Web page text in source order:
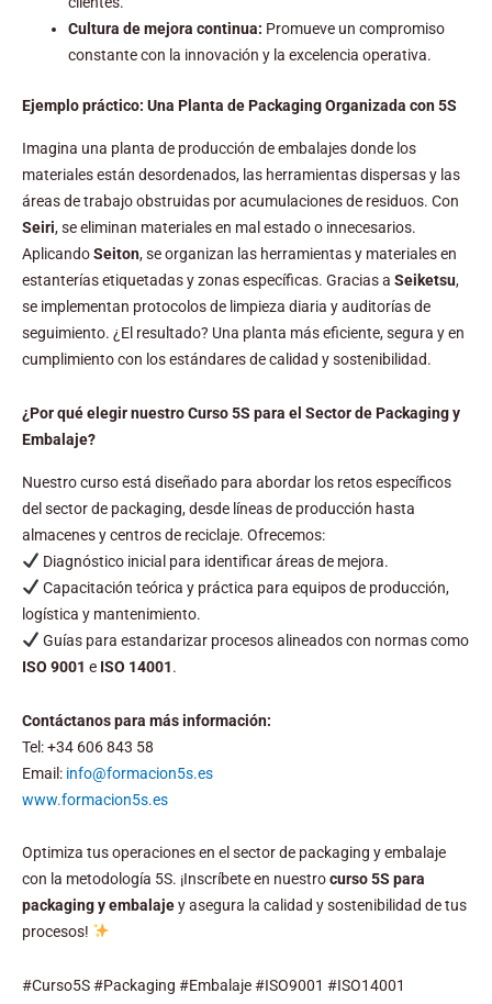
Cultura de mejora continua: Promueve un compromiso
constante con la innovación y la excelencia operativa.
Ejemplo práctico: Una Planta de Packaging Organizada con 5S
Imagina una planta de producción de embalajes donde los
materiales están desordenados, las herramientas dispersas y las
áreas de trabajo obstruidas por acumulaciones de residuos. Con
Seiri, se eliminan materiales en mal estado o innecesarios.
AplicandoSeiton, se organizan las herramientas y materiales en
estanterías etiquetadas y zonas específicas. Gracias a Seiketsu,
se implementan protocolos de limpieza diaria y auditorías de
seguimiento. ¿El resultado? Una planta más eficiente, segura y en
cumplimiento con los estándares de calidad y sostenibilidad.
¿Por qué elegir nuestro Curso 5S para el Sector de Packaging y
Embalaje?
Nuestro curso está diseñado para abordar los retos específicos
del sector de packaging, desde líneas de producción hasta
almacenes y centros de reciclaje. Ofrecemos:
Diagnóstico inicial para identificar áreas de mejora.
Capacitación teórica y práctica para equipos de producción,
logística y mantenimiento.
Guías para estandarizar procesos alineados con normas como
ISO 9001 e ISO 14001.
Contáctanos para más información:
Tel: +34 606 843 58
Email: info@formacion5s.es
www.formacion5s.es
Optimiza tus operaciones en el sector de packaging y embalaje
con la metodología 5S. ¡Inscríbete en nuestrocurso 5S para
packaging y embalajey asegura la calidad y sostenibilidad de tus
procesos!
#Curso5S #Packaging #Embalaje #ISO9001 #ISO14001